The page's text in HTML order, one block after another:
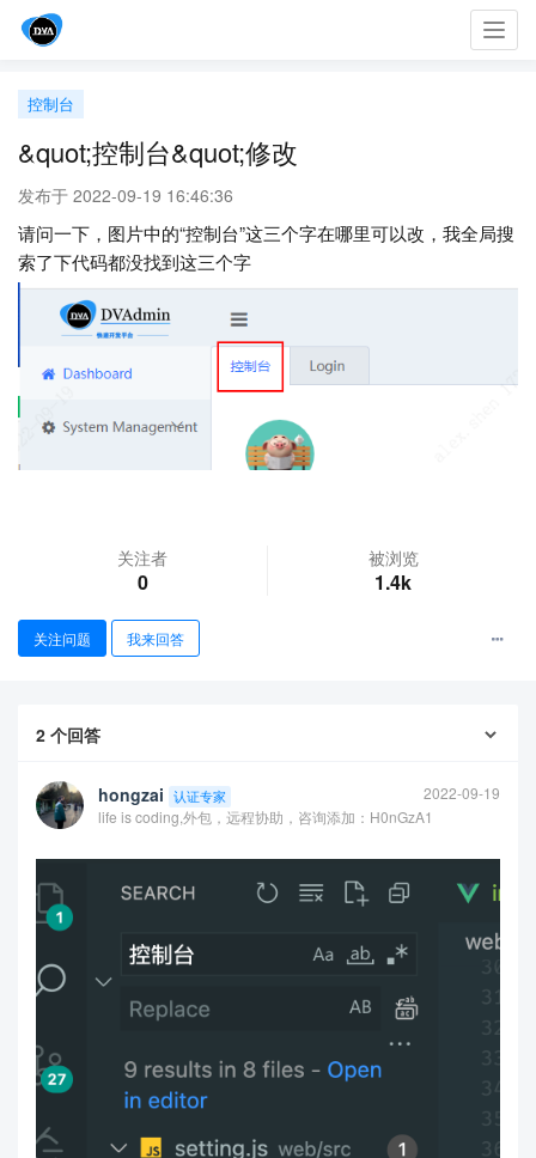
控制台
&quot;控制台&quot;修改
发布于 2022-09-19 16:46:36
请问一下，图片中的“控制台”这三个字在哪里可以改，我全局搜
索了下代码都没找到这三个字
关注者
0
被浏览
1.4k
关注问题 我来回答
2 个回答
hongzai 认证专家
2022-09-19
life is coding,外包，远程协助，咨询添加：H0nGzA1